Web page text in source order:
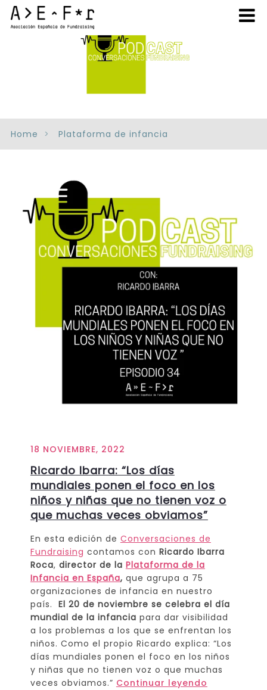
Home Plataforma de infancia
18 NOVIEMBRE, 2022
Ricardo Ibarra: “Los días
mundiales ponen el foco en los
niños y niñas que no tienen voz o
que muchas veces obviamos”
En esta edición de Conversaciones de
Fundraising contamos con Ricardo Ibarra
Roca, director de la Plataforma de la
Infancia en España, que agrupa a 75
organizaciones de infancia en nuestro
país. El 20 de noviembre se celebra el día
mundial de la infancia para dar visibilidad
a los problemas a los que se enfrentan los
niños. Como el propio Ricardo explica: “Los
días mundiales ponen el foco en los niños
y niñas que no tienen voz o que muchas
veces obviamos.” Continuar leyendo